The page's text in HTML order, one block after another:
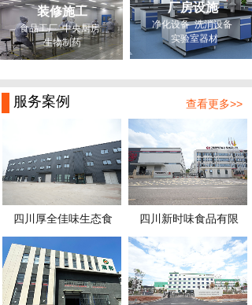
厂房设施
净化设备 洗消设备
实验室器材
装修施工
食品工厂 中央厨房
生物制药
服务案例 查看更多>>
四川厚全佳味生态食 四川新时味食品有限